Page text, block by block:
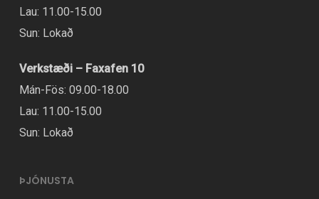
Lau: 11.00-15.00
Sun: Lokað
Verkstæði – Faxafen 10
Mán-Fös: 09.00-18.00
Lau: 11.00-15.00
Sun: Lokað
ÞJÓNUSTA